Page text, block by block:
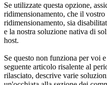
Se utilizzate questa opzione,
ridimensionamento, che il
ridimensionamento, sia
e la nostra soluzione nativa di
host.
Se questo non funziona per voi
seguente articolo risalente al
rilasciato, descrive varie